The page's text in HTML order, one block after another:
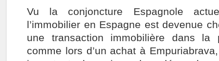
Vu la conjoncture Espagnole
l’immobilier en Espagne est devenue
une transaction immobilière dans la
comme lors d’un achat à